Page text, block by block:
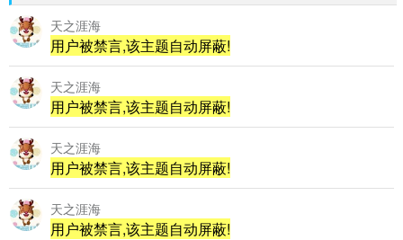
天之涯海
用户被禁言,该主题自动屏蔽!
天之涯海
用户被禁言,该主题自动屏蔽!
天之涯海
用户被禁言,该主题自动屏蔽!
天之涯海
用户被禁言,该主题自动屏蔽!